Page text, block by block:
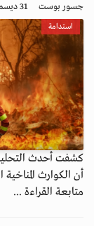
جسور بوست 31 ديسمبر 2024 - 14:24
استدامة
كشفت أحدث
أن الكوارث المناخية الأكثر
متابعة القراءة ...